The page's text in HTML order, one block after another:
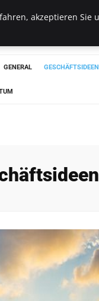
GENERAL GESCHÄFTSIDEEN
akzeptieren Sie